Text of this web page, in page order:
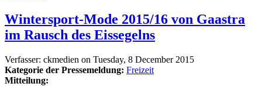
Wintersport-Mode 2015/16 von Gaastra
im Rausch des Eissegelns
Verfasser: ckmedien on Tuesday, 8 December 2015
Kategorie der Pressemeldung: Freizeit
Mitteilung: